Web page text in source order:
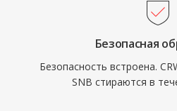
Безопасная
Безопасность встроена.
SNB стираются в